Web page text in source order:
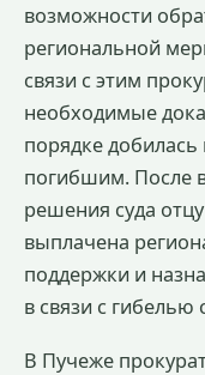
возможности
региональной
связи с этим
необходимые
порядке
погибшим. После
решения суда
выплачена
поддержки и
в связи с гибелью
В Пучеже